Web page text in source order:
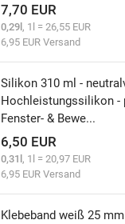
7,70 EUR
0,29l , 1l = 26,55 EUR
6,95 EUR Versand
Silikon 310 ml -
Hochleistungssilikon -
Fenster- & Bewe...
6,50 EUR
0,31l , 1l = 20,97 EUR
6,95 EUR Versand
Klebeband weiß 25